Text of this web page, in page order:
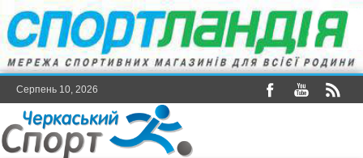
Серпень 10, 2026